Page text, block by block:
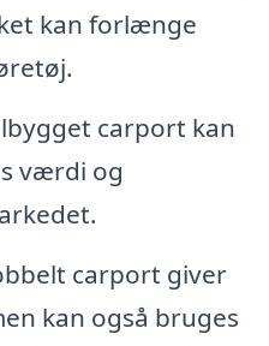
kan forlænge
carport kan
værdi og
carport giver
kan også bruges